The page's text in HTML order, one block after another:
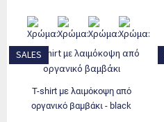
SALES
t-shirt με λαιμόκοψη από
οργανικό βαμβάκι - black